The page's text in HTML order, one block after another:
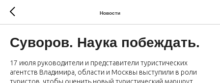
Новости
Суворов. Наука побеждать.
17 июля руководители и представители туристических
агентств Владимира, области и Москвы выступили в роли